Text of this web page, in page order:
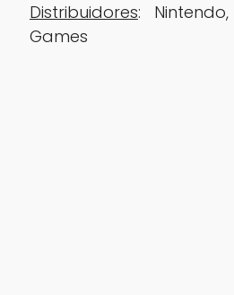
Distribuidores:
Games